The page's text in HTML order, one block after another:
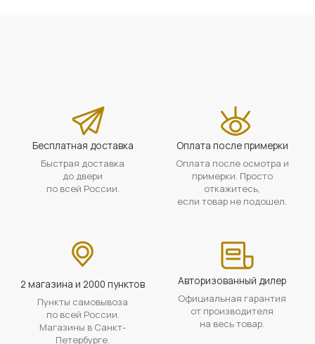
Бесплатная доставка
Быстрая доставка
до двери
по всей России.
Оплата после примерки
Оплата после осмотра и
примерки. Просто
откажитесь,
если товар не подошел.
2 магазина и 2000 пунктов
Пункты самовывоза
по всей России.
Магазины в Санкт-
Петербурге.
Авторизованный дилер
Официальная гарантия
от производителя
на весь товар.